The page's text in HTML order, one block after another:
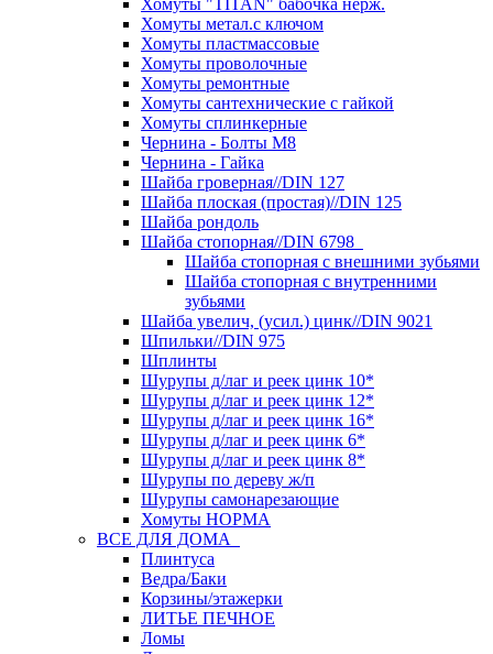
Хомуты "TITAN" бабочка нерж.
Хомуты метал.с ключом
Хомуты пластмассовые
Хомуты проволочные
Хомуты ремонтные
Хомуты сантехнические с гайкой
Хомуты сплинкерные
Чернина - Болты М8
Чернина - Гайка
Шайба гроверная//DIN 127
Шайба плоская (простая)//DIN 125
Шайба рондоль
Шайба стопорная//DIN 6798
Шайба стопорная с внешними зубьями
Шайба стопорная с внутренними
зубьями
Шайба увелич, (усил.) цинк//DIN 9021
Шпильки//DIN 975
Шплинты
Шурупы д/лаг и реек цинк 10*
Шурупы д/лаг и реек цинк 12*
Шурупы д/лаг и реек цинк 16*
Шурупы д/лаг и реек цинк 6*
Шурупы д/лаг и реек цинк 8*
Шурупы по дереву ж/п
Шурупы самонарезающие
Хомуты НОРМА
ВСЕ ДЛЯ ДОМА
Плинтуса
Ведра/Баки
Корзины/этажерки
ЛИТЬЕ ПЕЧНОЕ
Ломы